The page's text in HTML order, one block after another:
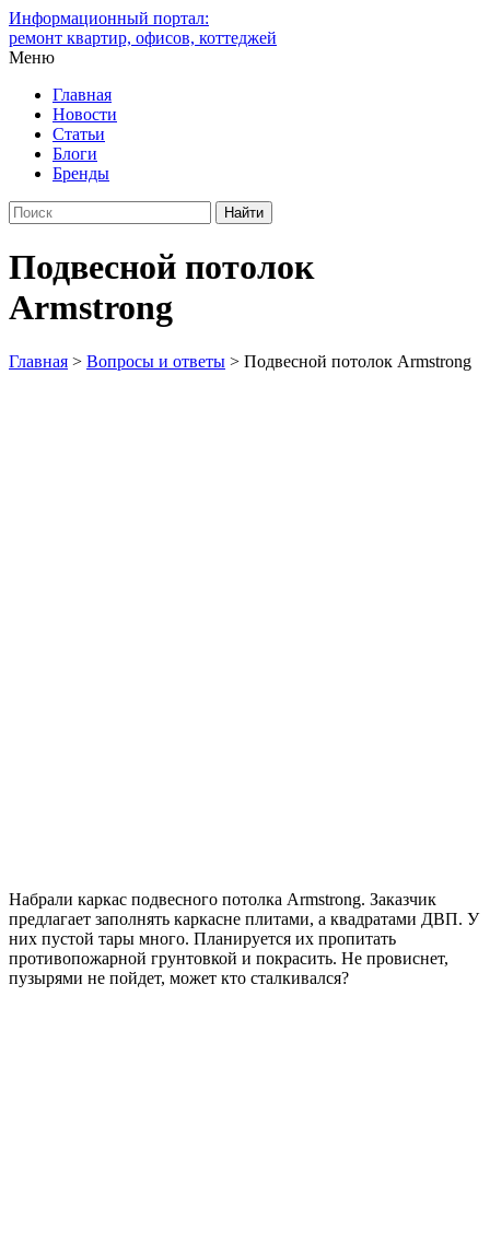
Информационный портал:
ремонт квартир, офисов, коттеджей
Меню
Главная
Новости
Статьи
Блоги
Бренды
Подвесной потолок
Armstrong
Главная > Вопросы и ответы > Подвесной потолок Armstrong
Набрали каркас подвесного потолка Armstrong. Заказчик
предлагает заполнять каркасне плитами, а квадратами ДВП. У
них пустой тары много. Планируется их пропитать
противопожарной грунтовкой и покрасить. Не провиснет,
пузырями не пойдет, может кто сталкивался?